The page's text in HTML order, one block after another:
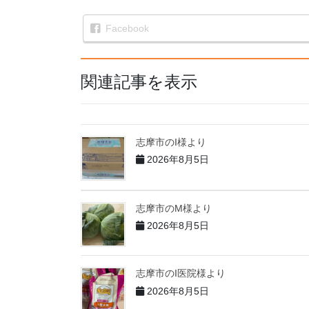
Facebook
関連記事を表示
志摩市のI様より
2026年8月5日
志摩市のM様より
2026年8月5日
志摩市のI医院様より
2026年8月5日